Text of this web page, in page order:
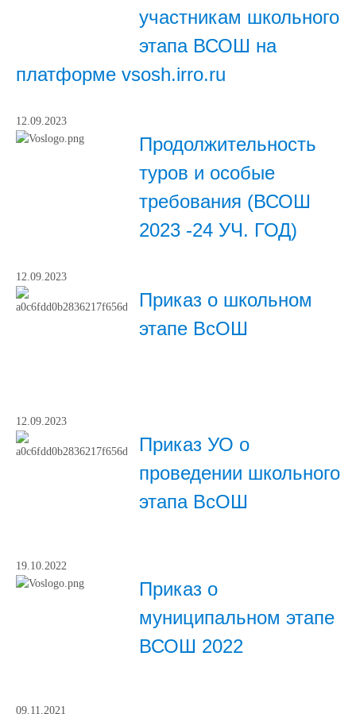
участникам школьного
этапа ВСОШ на
платформе vsosh.irro.ru
12.09.2023
Продолжительность
туров и особые
требования (ВСОШ
2023 -24 УЧ. ГОД)
12.09.2023
Приказ о школьном
этапе ВсОШ
12.09.2023
Приказ УО о
проведении школьного
этапа ВсОШ
19.10.2022
Приказ о
муниципальном этапе
ВСОШ 2022
09.11.2021